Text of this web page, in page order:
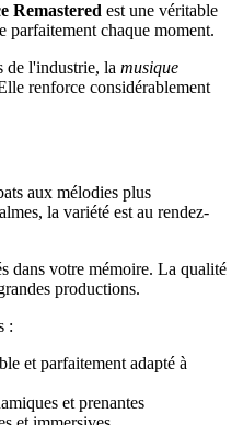
Remastered est une véritable
parfaitement chaque moment.
de l'industrie, la musique
renforce considérablement
aux mélodies plus
la variété est au rendez-
dans votre mémoire. La qualité
productions.
:
et parfaitement adapté à
et prenantes